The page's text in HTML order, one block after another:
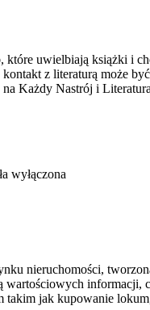
które uwielbiają książki i
z literaturą może
na Każdy Nastrój i
wyłączona
nieruchomości,
informacji,
takim jak kupowanie